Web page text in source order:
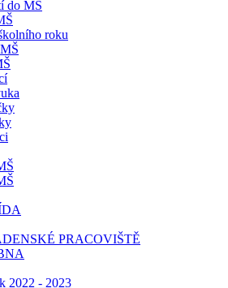
do MŠ
roku
PRACOVIŠTĚ
2022 - 2023